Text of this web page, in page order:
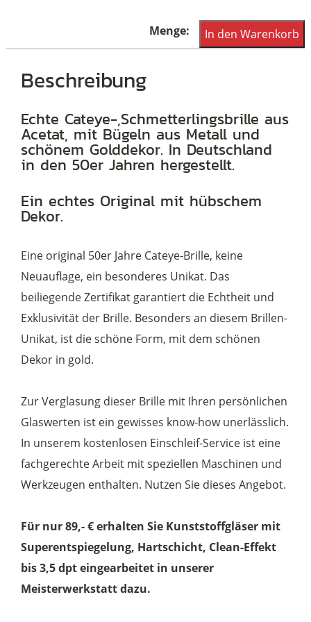
Schmetterlings,-
Cateyebrille
mit
Metallbügeln
und
Dekor
In den Warenkorb
Beschreibung
Echte Cateye-,Schmetterlingsbrille aus
Acetat, mit Bügeln aus Metall und
schönem Golddekor. In Deutschland
in den 50er Jahren hergestellt.
Ein echtes Original mit hübschem
Dekor.
Eine original 50er Jahre Cateye-Brille, keine
Neuauflage, ein besonderes Unikat. Das
beiliegende Zertifikat garantiert die Echtheit und
Exklusivität der Brille. Besonders an diesem Brillen-
Unikat, ist die schöne Form, mit dem schönen
Dekor in gold.
Zur Verglasung dieser Brille mit Ihren persönlichen
Glaswerten ist ein gewisses know-how unerlässlich.
In unserem kostenlosen Einschleif-Service ist eine
fachgerechte Arbeit mit speziellen Maschinen und
Werkzeugen enthalten. Nutzen Sie dieses Angebot.
Für nur 89,- € erhalten Sie Kunststoffgläser mit
Superentspiegelung, Hartschicht, Clean-Effekt
bis 3,5 dpt eingearbeitet in unserer
Meisterwerkstatt dazu.